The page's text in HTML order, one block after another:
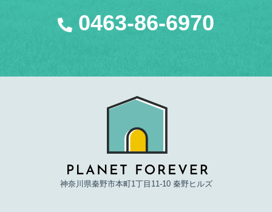
0463-86-6970
神奈川県秦野市本町1丁目11-10 秦野ヒルズ